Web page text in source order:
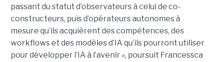
passant du statut d’observateurs à celui de co-
constructeurs, puis d’opérateurs autonomes à
mesure qu’ils acquièrent des compétences, des
workflows et des modèles d’IA qu’ils pourront utiliser
pour développer l’IA à l’avenir », poursuit Francessca